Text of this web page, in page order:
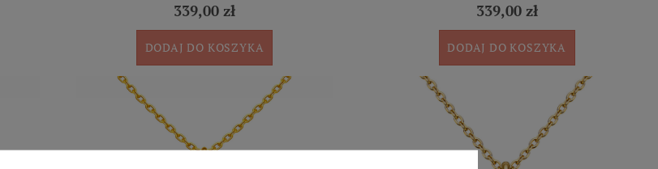
339,00 zł
DODAJ DO KOSZYKA
339,00 zł
DODAJ DO KOSZYKA